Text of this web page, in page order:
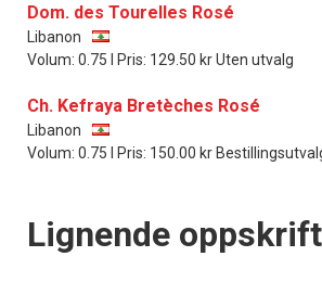
Dom. des Tourelles Rosé
Libanon
Volum: 0.75 l Pris: 129.50 kr Uten utvalg
Ch. Kefraya Bretèches Rosé
Libanon
Volum: 0.75 l Pris: 150.00 kr
Lignende